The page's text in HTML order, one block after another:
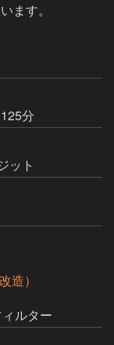
ます。
分
ット
造）
ルター